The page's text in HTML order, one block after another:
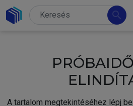
search
A tartalom megtekintéséhez lépj